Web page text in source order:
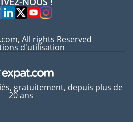
Experts
gratuitement, depuis plus de
20 ans
All rights Reserved
d'utilisation